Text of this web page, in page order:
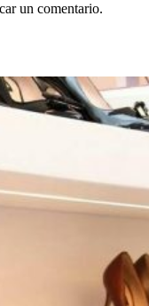
un comentario.